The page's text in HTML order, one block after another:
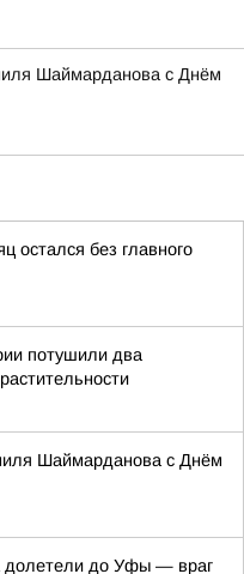
Шаймарданова с Днём
остался без главного
потушили два
Шаймарданова с Днём
до Уфы — враг